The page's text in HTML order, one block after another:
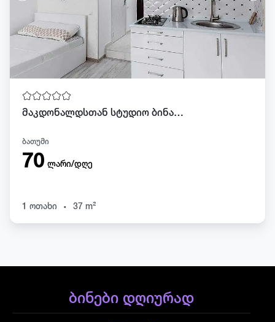
მაკდონალდსთან სტუდიო ბინა დღიურად
ბათუმი
70 ლარი/დღე
1 ოთახი . 37 m²
ბინები დღიურად